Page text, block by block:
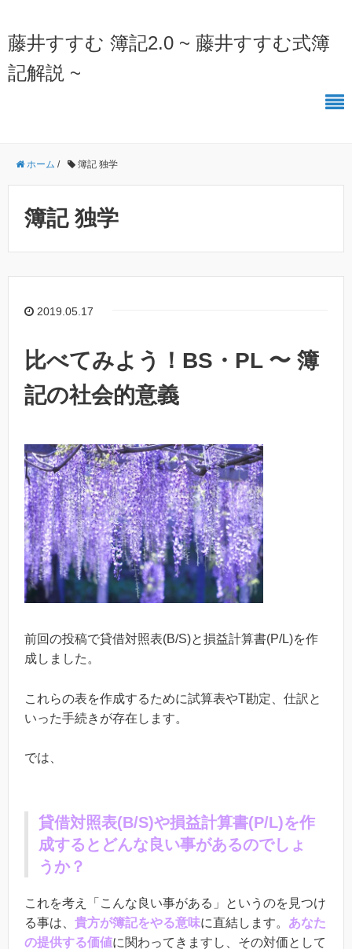
藤井すすむ 簿記2.0 ~ 藤井すすむ式簿
記解説 ~
ホーム / 簿記 独学
簿記 独学
2019.05.17
比べてみよう！BS・PL 〜 簿
記の社会的意義
前回の投稿で貸借対照表(B/S)と損益計算書(P/L)を作
成しました。
これらの表を作成するために試算表やT勘定、仕訳と
いった手続きが存在します。
では、
貸借対照表(B/S)や損益計算書(P/L)を作
成するとどんな良い事があるのでしょ
うか？
これを考え「こんな良い事がある」というのを見つけ
る事は、 貴方が簿記をやる意味に直結します。 あなた
の提供する価値に関わってきますし、その対価として